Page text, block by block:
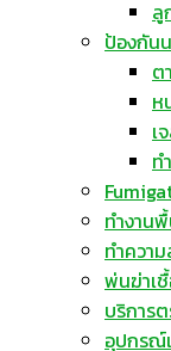
ลู
ป้องกัน
ต
ห
เ
ท
ทำงาน
ทำควา
พ่นฆ่าเ
บริการ
อุปกรณ์